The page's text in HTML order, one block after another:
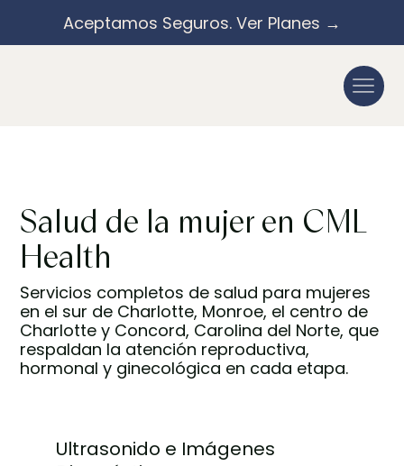
Aceptamos Seguros. Ver Planes →
Salud de la mujer en CML
Health
Servicios completos de salud para mujeres
en el sur de Charlotte, Monroe, el centro de
Charlotte y Concord, Carolina del Norte, que
respaldan la atención reproductiva,
hormonal y ginecológica en cada etapa.
Ultrasonido e Imágenes